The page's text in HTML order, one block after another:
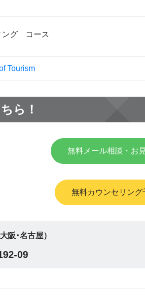
ング コース
Tourism
ら！
無料メール相談・お
無料カウンセリング
阪･名古屋）
09